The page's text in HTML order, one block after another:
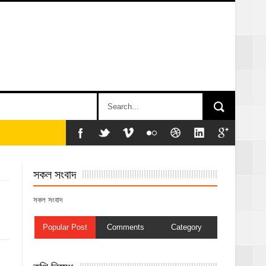
সকল সংবাদ
সকল সংবাদ
Popular Post Comments Category